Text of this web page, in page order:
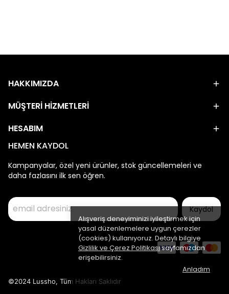
Alışveriş deneyiminizi iyileştirmek için
yasal düzenlemelere uygun çerezler
(cookies) kullanıyoruz. Detaylı bilgiye
Gizlilik ve Çerez Politikasısayfamızdan
erişebilirsiniz.
Anladım
HAKKIMIZDA
MÜŞTERİ HİZMETLERİ
HESABIM
HEMEN KAYDOL
Kampanyalar, özel yeni ürünler, stok güncellemeleri ve
daha fazlasını ilk sen öğren.
Kaydol
©2024 Lussho, Tüm Hakları Saklıdır